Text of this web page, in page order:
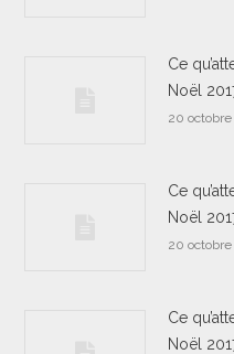
Ce
Noël
20 octobre
Ce
Noël
20 octobre
Ce
Noël